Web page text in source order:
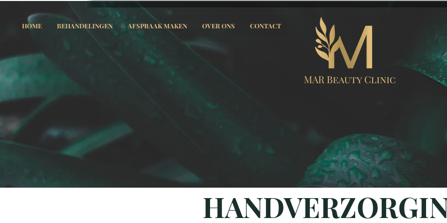
HOME BEHANDELINGEN AFSPRAAK MAKEN OVER ONS CONTACT